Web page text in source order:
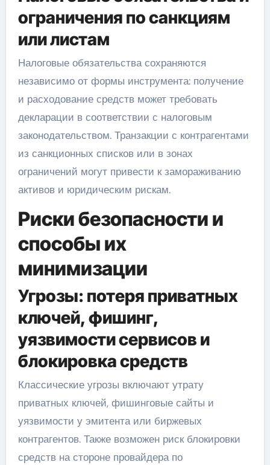
ограничения по санкциям
или листам
Налоговые обязательства сохраняются
независимо от формы инструмента: получение
и расходование средств может требовать
декларации в соответствии с налоговым
законодательством. Транзакции с контрагентами
из санкционных списков или в зонах
ограничений могут привести к замораживанию
активов и юридическим рискам.
Риски безопасности и
способы их
минимизации
Угрозы: потеря приватных
ключей, фишинг,
уязвимости сервисов и
блокировка средств
Классические угрозы включают утрату
приватных ключей, фишинговые сайты и
уязвимости у эмитента или биржевых
контрагентов. Также возможен риск блокировки
средств на стороне провайдера по